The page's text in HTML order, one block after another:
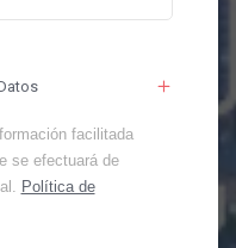
facilitada
se efectuará de
Política de